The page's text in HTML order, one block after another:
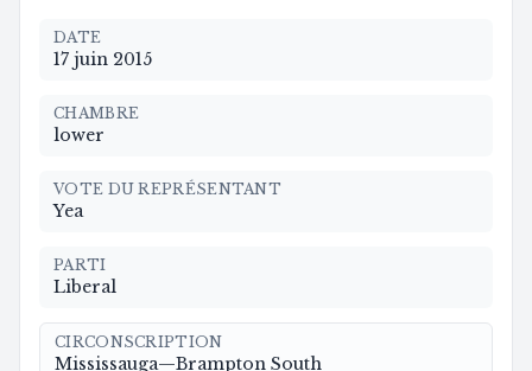
DATE
17 juin 2015
CHAMBRE
lower
VOTE DU REPRÉSENTANT
Yea
PARTI
Liberal
CIRCONSCRIPTION
Mississauga—Brampton South